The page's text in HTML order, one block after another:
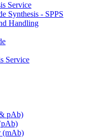
Service
Synthesis - SPPS
Handling
Service
pAb)
(mAb)